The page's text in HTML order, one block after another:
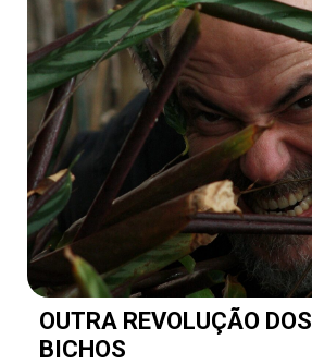
OUTRA REVOLUÇÃO DOS
BICHOS